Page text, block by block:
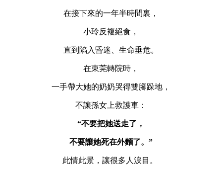
在接下來的一年半時間裏，
小玲反複絕食，
直到陷入昏迷、生命垂危。
在東莞轉院時，
一手帶大她的奶奶哭得雙腳跺地，
不讓孫女上救護車：
“不要把她送走了，
不要讓她死在外麵了。”
此情此景，讓很多人淚目。